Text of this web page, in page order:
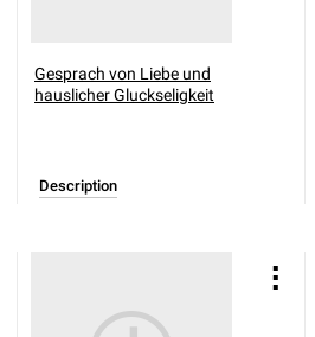
Gesprach von Liebe und
hauslicher Gluckseligkeit
Description